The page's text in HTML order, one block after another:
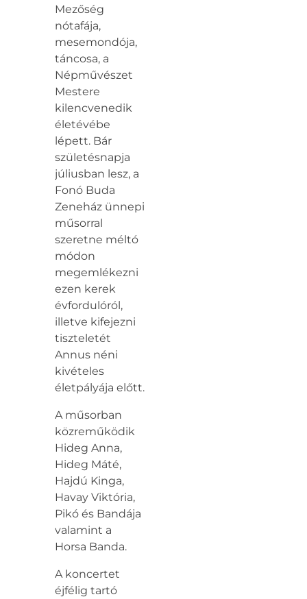
Mezőség
nótafája,
mesemondója,
táncosa, a
Népművészet
Mestere
kilencvenedik
életévébe
lépett. Bár
születésnapja
júliusban lesz, a
Fonó Buda
Zeneház ünnepi
műsorral
szeretne méltó
módon
megemlékezni
ezen kerek
évfordulóról,
illetve kifejezni
tiszteletét
Annus néni
kivételes
életpályája előtt.
A műsorban
közreműködik
Hideg Anna,
Hideg Máté,
Hajdú Kinga,
Havay Viktória,
Pikó és Bandája
valamint a
Horsa Banda.
A koncertet
éjfélig tartó